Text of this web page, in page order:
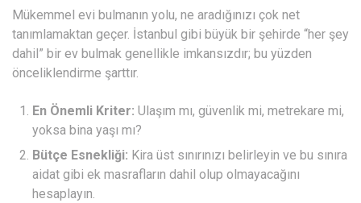
Mükemmel evi bulmanın yolu, ne aradığınızı çok net
tanımlamaktan geçer. İstanbul gibi büyük bir şehirde “her şey
dahil” bir ev bulmak genellikle imkansızdır; bu yüzden
önceliklendirme şarttır.
En Önemli Kriter: Ulaşım mı, güvenlik mi, metrekare mi,
yoksa bina yaşı mı?
Bütçe Esnekliği: Kira üst sınırınızı belirleyin ve bu sınıra
aidat gibi ek masrafların dahil olup olmayacağını
hesaplayın.